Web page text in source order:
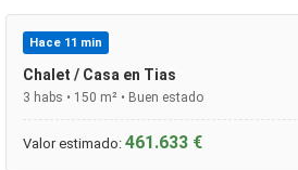
Hace 11 min
Chalet / Casa en Tias
3 habs • 150 m² • Buen estado
Valor estimado: 461.633 €